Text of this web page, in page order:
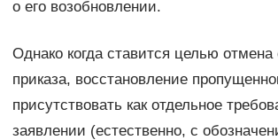
о его возобновлении.
Однако когда ставится целью отмена
приказа, восстановление
присутствовать как отдельное
заявлении (естественно, с